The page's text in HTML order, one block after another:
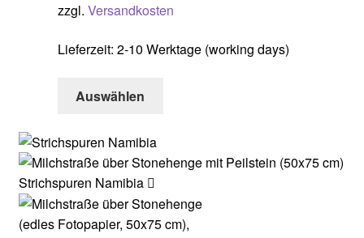
zzgl. Versandkosten
Lieferzeit: 2-10 Werktage (working days)
Auswählen
Strichspuren Namibia